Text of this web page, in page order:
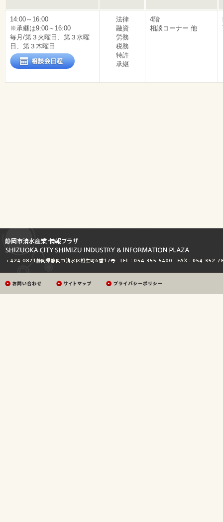
14:00～16:00
※承継は9:00～16:00
毎月/第３火曜日、第３水曜
日、第３木曜日
法律
融資
労務
税務
特許
承継
4階
相談コーナー 他